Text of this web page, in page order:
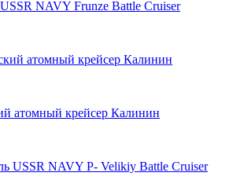
NAVY Frunze Battle Cruiser
атомный крейсер Калинин